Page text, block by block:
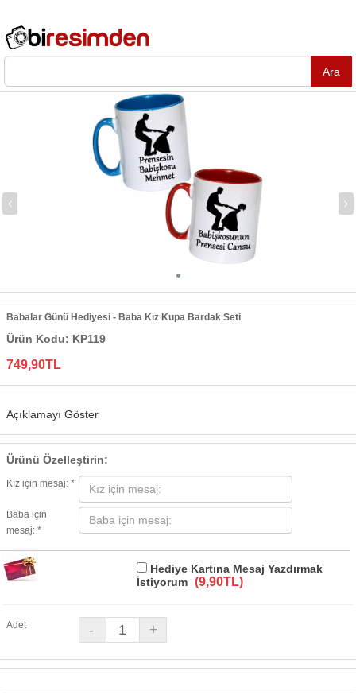
Babalar Günü Hediyesi - Baba Kız Kupa Bardak Seti
Ürün Kodu: KP119
749,90TL
Açıklamayı Göster
Ürünü Özelleştirin:
Kız için mesaj: *
Baba için
mesaj: *
Hediye Kartına Mesaj Yazdırmak
İstiyorum (9,90TL)
Adet